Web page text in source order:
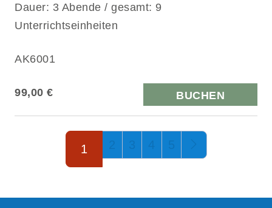
Dauer: 3 Abende / gesamt: 9
Unterrichtseinheiten
AK6001
99,00 € BUCHEN
Seite 1 von 5
1 2 3 4 5